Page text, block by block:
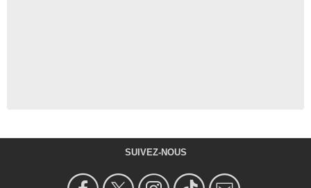
SUIVEZ-NOUS